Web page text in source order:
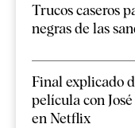
Trucos caseros
negras de las
Final explicado
película con
en Netflix